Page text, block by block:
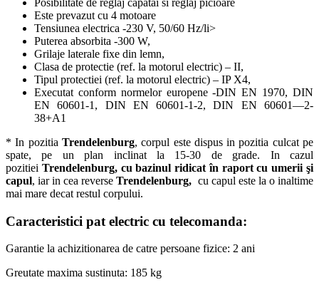
Posibilitate de reglaj capatai si reglaj picioare
Este prevazut cu 4 motoare
Tensiunea electrica -230 V, 50/60 Hz/li>
Puterea absorbita -300 W,
Grilaje laterale fixe din lemn,
Clasa de protectie (ref. la motorul electric) – II,
Tipul protectiei (ref. la motorul electric) – IP X4,
Executat conform normelor europene -DIN EN 1970, DIN
EN 60601-1, DIN EN 60601-1-2, DIN EN 60601—2-
38+A1
* In pozitia Trendelenburg, corpul este dispus in pozitia culcat pe
spate, pe un plan inclinat la 15-30 de grade. In cazul
pozitiei Trendelenburg, cu bazinul ridicat în raport cu umerii şi
capul, iar in cea reverseTrendelenburg, cu capul este la o inaltime
mai mare decat restul corpului.
Caracteristici pat electric cu telecomanda:
Garantie la achizitionarea de catre persoane fizice: 2 ani
Greutate maxima sustinuta: 185 kg